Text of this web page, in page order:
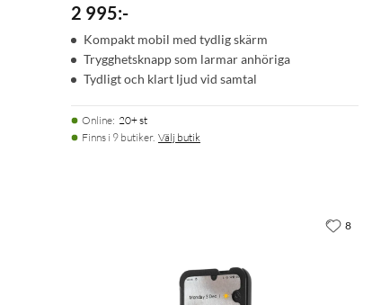
2 995:-
Kompakt mobil med tydlig skärm
Trygghetsknapp som larmar anhöriga
Tydligt och klart ljud vid samtal
Online: 20+ st
Finns i 9 butiker. Välj butik
8